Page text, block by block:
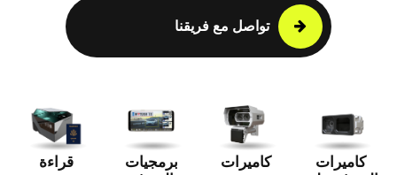
تواصل مع فريقنا
كاميرات
كاميرات
برمجيات
قراءة